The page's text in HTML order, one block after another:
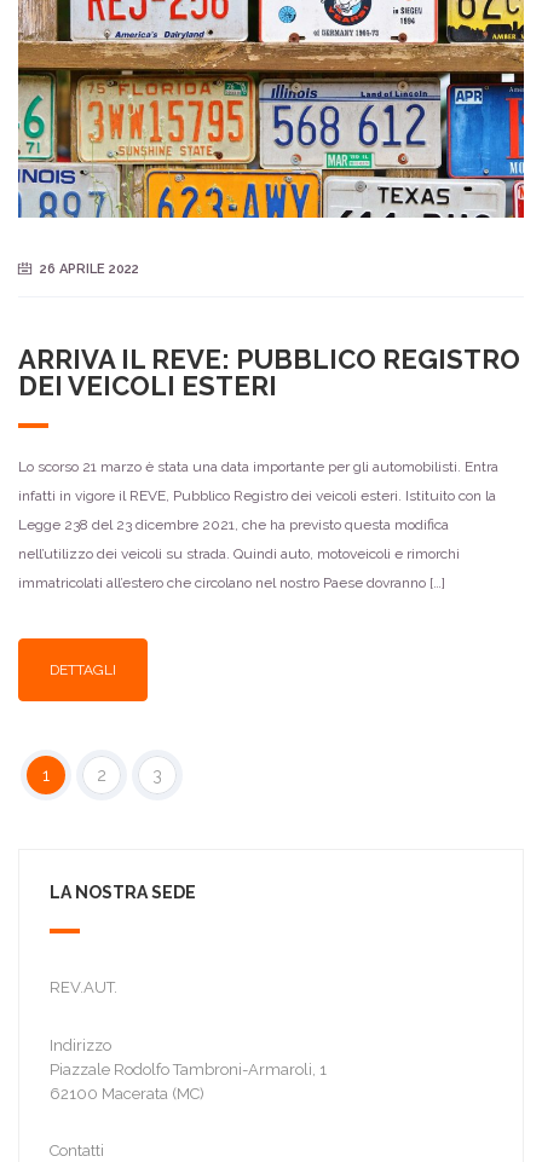
26 APRILE 2022
ARRIVA IL REVE: PUBBLICO REGISTRO
DEI VEICOLI ESTERI
Lo scorso 21 marzo è stata una data importante per gli automobilisti. Entra
infatti in vigore il REVE, Pubblico Registro dei veicoli esteri. Istituito con la
Legge 238 del 23 dicembre 2021, che ha previsto questa modifica
nell’utilizzo dei veicoli su strada. Quindi auto, motoveicoli e rimorchi
immatricolati all’estero che circolano nel nostro Paese dovranno […]
DETTAGLI
1 2 3
LA NOSTRA SEDE
REV.AUT.
Indirizzo
Piazzale Rodolfo Tambroni-Armaroli, 1
62100 Macerata (MC)
Contatti